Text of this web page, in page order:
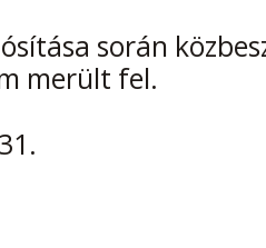
során
merült fel.